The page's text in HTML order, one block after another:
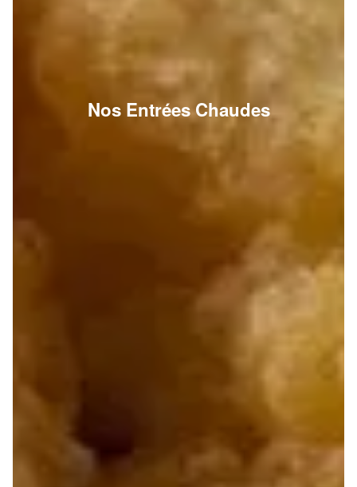
Nos Entrées Chaudes